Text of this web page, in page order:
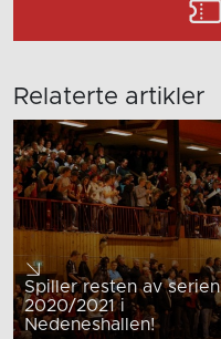
Relaterte artikler
Spiller resten av serien
2020/2021 i
Nedeneshallen!